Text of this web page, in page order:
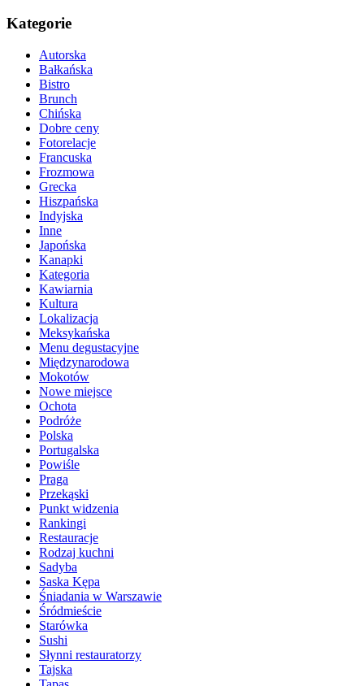
Kategorie
Autorska
Bałkańska
Bistro
Brunch
Chińska
Dobre ceny
Fotorelacje
Francuska
Frozmowa
Grecka
Hiszpańska
Indyjska
Inne
Japońska
Kanapki
Kategoria
Kawiarnia
Kultura
Lokalizacja
Meksykańska
Menu degustacyjne
Międzynarodowa
Mokotów
Nowe miejsce
Ochota
Podróże
Polska
Portugalska
Powiśle
Praga
Przekąski
Punkt widzenia
Rankingi
Restauracje
Rodzaj kuchni
Sadyba
Saska Kępa
Śniadania w Warszawie
Śródmieście
Starówka
Sushi
Słynni restauratorzy
Tajska